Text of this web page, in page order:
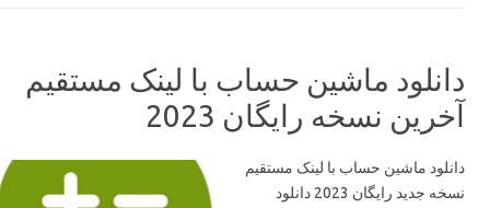
دانلود ماشین حساب با لینک مستقیم
آخرین نسخه رایگان 2023
دانلود ماشین حساب با لینک مستقیم
نسخه جدید رایگان 2023 دانلود